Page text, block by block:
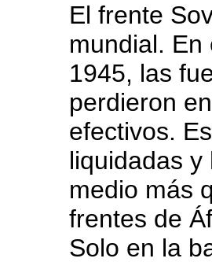
El frente
mundial.
1945, las
perdieron
efectivos.
liquidadas
medio más
frentes de
Solo en la